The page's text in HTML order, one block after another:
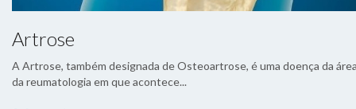
Artrose
A Artrose, também designada de Osteoartrose, é uma doença da
da reumatologia em que acontece...